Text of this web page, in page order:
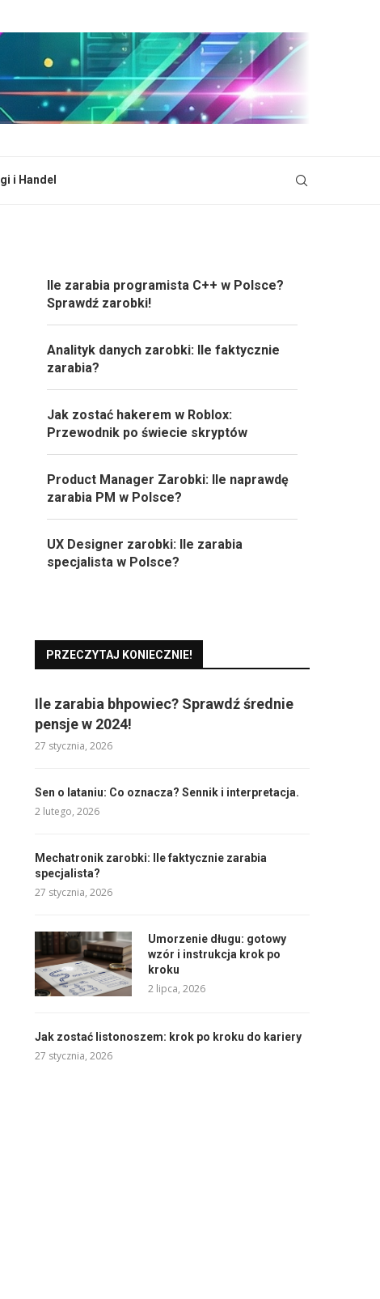
i Handel
Ile zarabia programista C++ w Polsce?
Sprawdź zarobki!
Analityk danych zarobki: Ile faktycznie
zarabia?
Jak zostać hakerem w Roblox:
Przewodnik po świecie skryptów
Product Manager Zarobki: Ile naprawdę
zarabia PM w Polsce?
UX Designer zarobki: Ile zarabia
specjalista w Polsce?
PRZECZYTAJ KONIECZNIE!
Ile zarabia bhpowiec? Sprawdź średnie
pensje w 2024!
27 stycznia, 2026
Sen o lataniu: Co oznacza? Sennik i interpretacja.
2 lutego, 2026
Mechatronik zarobki: Ile faktycznie zarabia
specjalista?
27 stycznia, 2026
Umorzenie długu: gotowy
wzór i instrukcja krok po
kroku
2 lipca, 2026
Jak zostać listonoszem: krok po kroku do kariery
27 stycznia, 2026